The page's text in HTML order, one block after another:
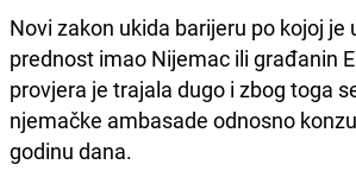
Novi zakon ukida barijeru po kojoj je
prednost imao Nijemac ili građanin
provjera je trajala dugo i zbog toga
njemačke ambasade odnosno
godinu dana.